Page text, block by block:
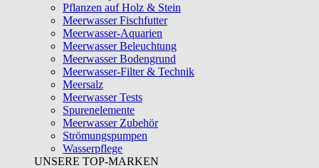
Pflanzen auf Holz & Stein
Meerwasser Fischfutter
Meerwasser-Aquarien
Meerwasser Beleuchtung
Meerwasser Bodengrund
Meerwasser-Filter & Technik
Meersalz
Meerwasser Tests
Spurenelemente
Meerwasser Zubehör
Strömungspumpen
Wasserpflege
UNSERE TOP-MARKEN